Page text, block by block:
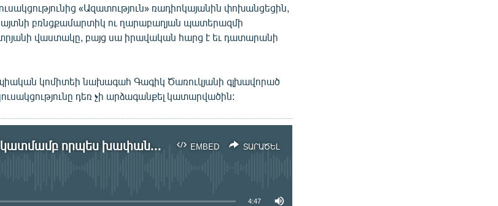
«Ազատություն» ռադիոկայանին փոխանցեցին,
բռնցքամարտիկ ու ղարաբաղյան պատերազմի
վաստակը, բայց սա իրավական հարց է եւ դատարանի
կոմիտեի նախագահ Գագիկ Ծառուկյանի գլխավորած
դեռ չի արձագանքել կատարվածին:
EMBED ՏԱՐԱԾԵԼ
ՀԱԿ ակտիվիստի նկատմամբ որպես խափանման միջոց ընտրվեց կալանքը
4:47